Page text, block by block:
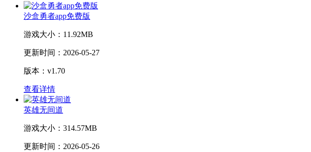
沙盒勇者app免费版
游戏大小： 11.92MB
更新时间： 2026-05-27
版本：v1.70
查看详情
英雄无间道
游戏大小： 314.57MB
更新时间： 2026-05-26